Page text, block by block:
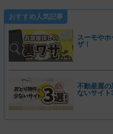
おすすめ人気記事
スーモや
ザ！
不動産屋
ないサイト